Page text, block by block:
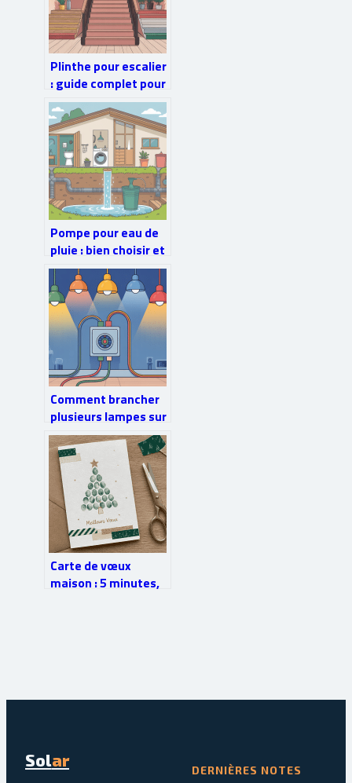
Plinthe pour escalier
: guide complet pour
un fini propre et
sécurisé
Pompe pour eau de
pluie : bien choisir et
installer son
système
Comment brancher
plusieurs lampes sur
une seule arrivée
électrique en toute
sécurité
Carte de vœux
maison : 5 minutes,
Solar
DERNIÈRES NOTES